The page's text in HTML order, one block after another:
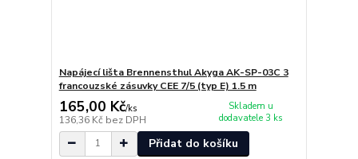
Napájecí lišta Brennensthul Akyga AK-SP-03C 3
francouzské zásuvky CEE 7/5 (typ E) 1.5 m
165,00 Kč/ks
136,36 Kč bez DPH
Skladem u
dodavatele 3 ks
Přidat do košíku